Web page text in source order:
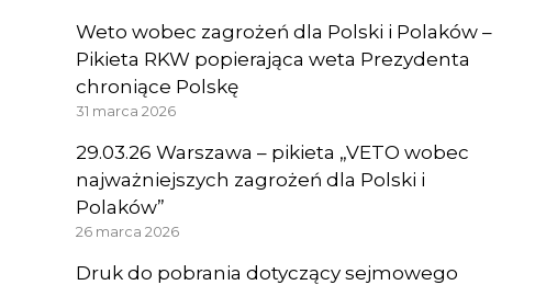
Weto wobec zagrożeń dla Polski i Polaków –
Pikieta RKW popierająca weta Prezydenta
chroniące Polskę
31 marca 2026
29.03.26 Warszawa – pikieta „VETO wobec
najważniejszych zagrożeń dla Polski i
Polaków”
26 marca 2026
Druk do pobrania dotyczący sejmowego